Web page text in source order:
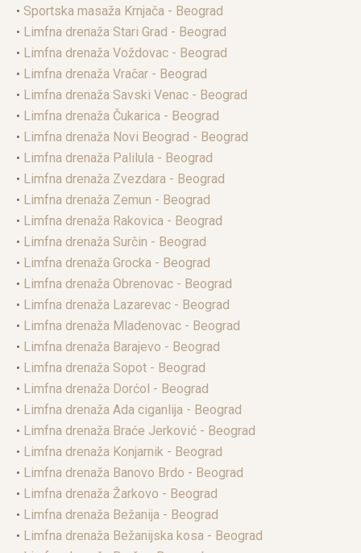
• Sportska masaža Krnjača - Beograd
• Limfna drenaža Stari Grad - Beograd
• Limfna drenaža Voždovac - Beograd
• Limfna drenaža Vračar - Beograd
• Limfna drenaža Savski Venac - Beograd
• Limfna drenaža Čukarica - Beograd
• Limfna drenaža Novi Beograd - Beograd
• Limfna drenaža Palilula - Beograd
• Limfna drenaža Zvezdara - Beograd
• Limfna drenaža Zemun - Beograd
• Limfna drenaža Rakovica - Beograd
• Limfna drenaža Surčin - Beograd
• Limfna drenaža Grocka - Beograd
• Limfna drenaža Obrenovac - Beograd
• Limfna drenaža Lazarevac - Beograd
• Limfna drenaža Mladenovac - Beograd
• Limfna drenaža Barajevo - Beograd
• Limfna drenaža Sopot - Beograd
• Limfna drenaža Dorćol - Beograd
• Limfna drenaža Ada ciganlija - Beograd
• Limfna drenaža Braće Jerković - Beograd
• Limfna drenaža Konjarnik - Beograd
• Limfna drenaža Banovo Brdo - Beograd
• Limfna drenaža Žarkovo - Beograd
• Limfna drenaža Bežanija - Beograd
• Limfna drenaža Bežanijska kosa - Beograd